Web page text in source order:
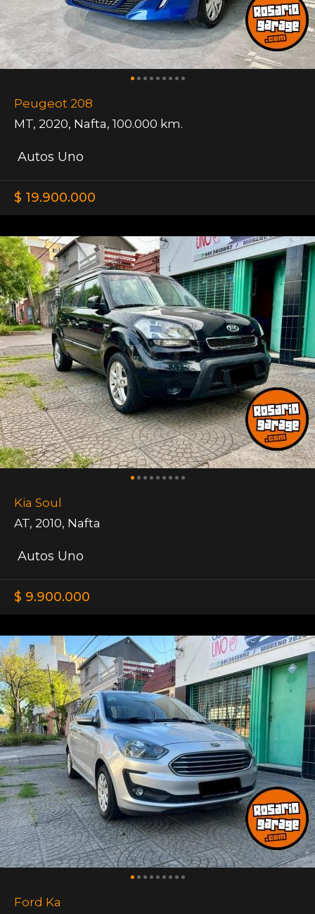
Peugeot 208
MT, 2020, Nafta, 100.000 km.
Autos Uno
$ 19.900.000
Kia Soul
AT, 2010, Nafta
Autos Uno
$ 9.900.000
Ford Ka